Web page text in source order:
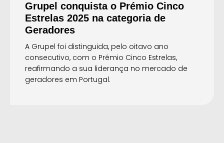
Grupel conquista o Prémio Cinco
Estrelas 2025 na categoria de
Geradores
A Grupel foi distinguida, pelo oitavo ano
consecutivo, com o Prémio Cinco Estrelas,
reafirmando a sua liderança no mercado de
geradores em Portugal.